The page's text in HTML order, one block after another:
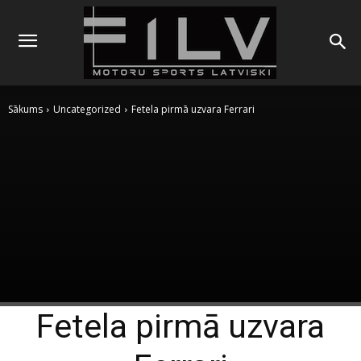
Sākums Uncategorized Fetela pirmā uzvara Ferrari
Fetela pirmā uzvara